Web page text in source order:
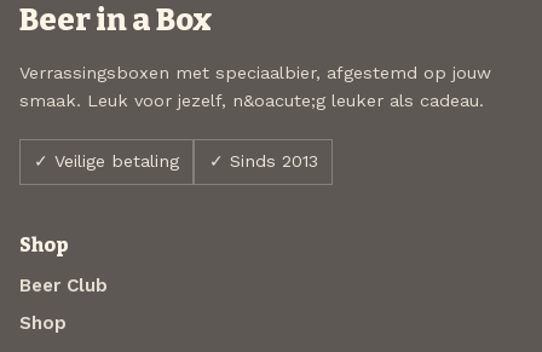
Beer in a Box
Verrassingsboxen met speciaalbier, afgestemd op jouw
smaak. Leuk voor jezelf, n&oacute;g leuker als cadeau.
✓ Veilige betaling ✓ Sinds 2013
Shop
Beer Club
Shop